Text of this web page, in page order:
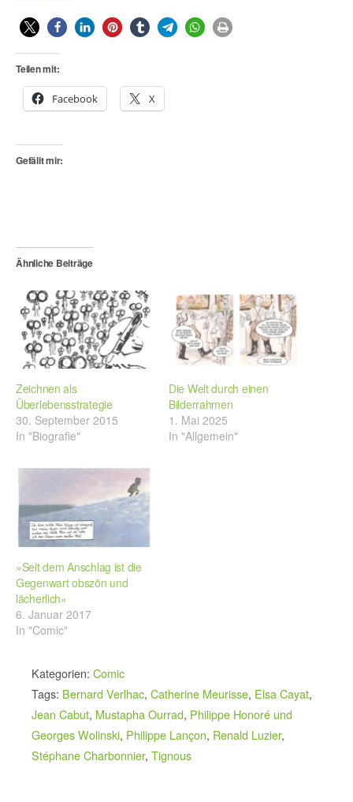
Teilen mit:
Facebook X
Gefällt mir:
Ähnliche Beiträge
Zeichnen als
Überlebensstrategie
30. September 2015
In "Biografie"
Die Welt durch einen
Bilderrahmen
1. Mai 2025
In "Allgemein"
»Seit dem Anschlag ist die
Gegenwart obszön und
lächerlich«
6. Januar 2017
In "Comic"
Kategorien: Comic
Tags: Bernard Verlhac, Catherine Meurisse, Elsa Cayat,
Jean Cabut, Mustapha Ourrad, Philippe Honoré und
Georges Wolinski, Philippe Lançon, Renald Luzier,
Stéphane Charbonnier, Tignous